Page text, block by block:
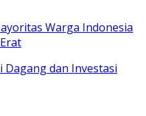
Warga Indonesia
Dagang dan Investasi